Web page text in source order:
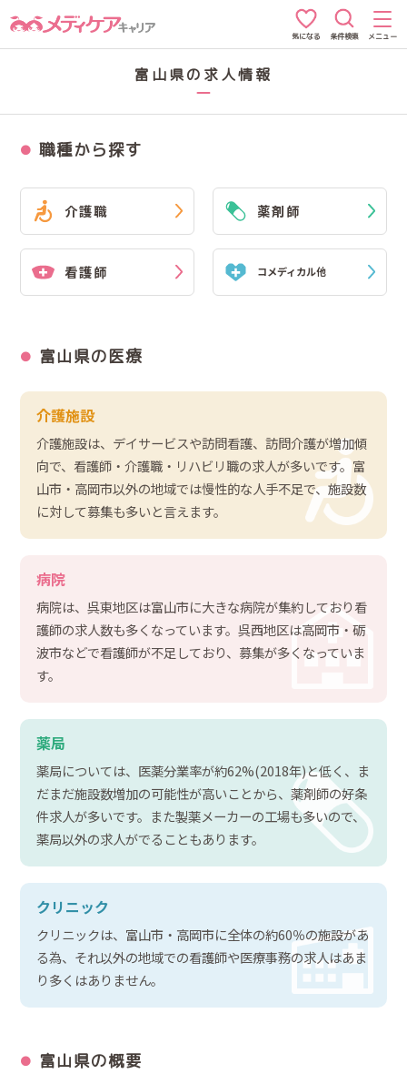
気になる 条件検索 メニュー
富山県の求人情報
職種から探す
介護職 薬剤師
看護師 コメディカル他
富山県の医療
介護施設
介護施設は、デイサービスや訪問看護、訪問介護が増加傾
向で、看護師・介護職・リハビリ職の求人が多いです。富
山市・高岡市以外の地域では慢性的な人手不足で、施設数
に対して募集も多いと言えます。
病院
病院は、呉東地区は富山市に大きな病院が集約しており看
護師の求人数も多くなっています。呉西地区は高岡市・砺
波市などで看護師が不足しており、募集が多くなっていま
す。
薬局
薬局については、医薬分業率が約62%(2018年)と低く、ま
だまだ施設数増加の可能性が高いことから、薬剤師の好条
件求人が多いです。また製薬メーカーの工場も多いので、
薬局以外の求人がでることもあります。
クリニック
クリニックは、富山市・高岡市に全体の約60％の施設があ
る為、それ以外の地域での看護師や医療事務の求人はあま
り多くはありません。
富山県の概要